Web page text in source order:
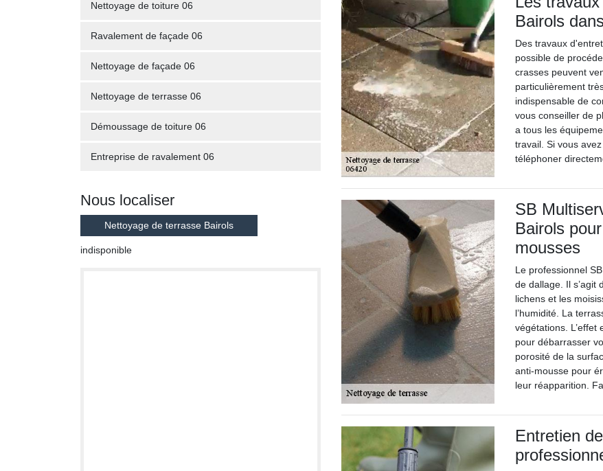
Nettoyage de toiture 06
Ravalement de façade 06
Nettoyage de façade 06
Nettoyage de terrasse 06
Démoussage de toiture 06
Entreprise de ravalement 06
Nous localiser
Nettoyage de terrasse Bairols
indisponible
Bairols
Des travaux
possible de
crasses peuvent
particulièrement
indispensable de
vous conseiller de
a tous les
travail. Si vous
téléphoner
SB
Bairols
mousses
Le professionnel
de dallage. Il s’agit
lichens et les
l’humidité. La
végétations.
pour débarrasser
porosité de la
anti-mousse pour
leur réapparition.
Entretien